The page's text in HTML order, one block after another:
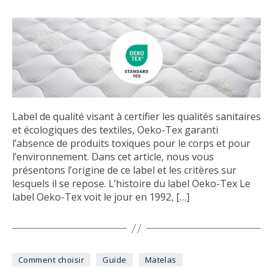
Label de qualité visant à certifier les qualités sanitaires
et écologiques des textiles, Oeko-Tex garanti
l’absence de produits toxiques pour le corps et pour
l’environnement. Dans cet article, nous vous
présentons l’origine de ce label et les critères sur
lesquels il se repose. L’histoire du label Oeko-Tex Le
label Oeko-Tex voit le jour en 1992, […]
Catégories
Comment choisir Guide Matelas